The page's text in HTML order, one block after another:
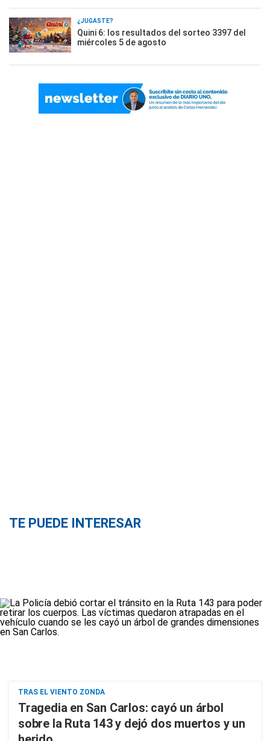
¿JUGASTE?
Quini 6: los resultados del sorteo 3397 del
miércoles 5 de agosto
TE PUEDE INTERESAR
TRAS EL VIENTO ZONDA
Tragedia en San Carlos: cayó un árbol
sobre la Ruta 143 y dejó dos muertos y un